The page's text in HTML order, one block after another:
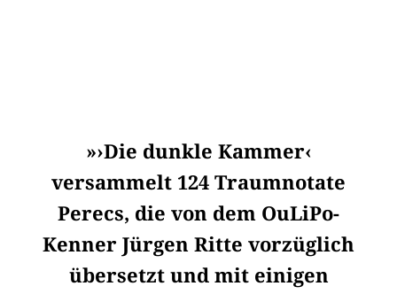
»›Die dunkle Kammer‹
versammelt 124 Traumnotate
Perecs, die von dem OuLiPo-
Kenner Jürgen Ritte vorzüglich
übersetzt und mit einigen